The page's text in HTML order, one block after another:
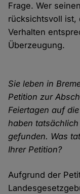
Frage. Wer
rücksichtsvoll ist,
Verhalten
Überzeugung.
Sie leben in
Petition zur
Feiertagen auf
haben
gefunden. Was
Ihrer Petition?
Aufgrund der